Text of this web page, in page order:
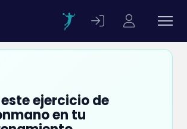
ejercicio de
en tu